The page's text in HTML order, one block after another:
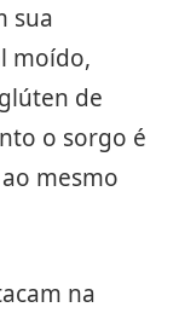
sua
moído,
de
o sorgo é
mesmo
na